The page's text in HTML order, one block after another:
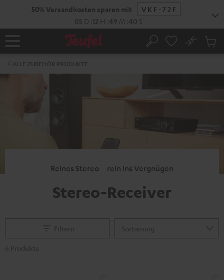
50% Versandkosten sparen mit
VKF-72F
05 D 12 H 49 M 40 S
Startseite Suche
No
Reines Stereo – rein ins Vergnügen
Stereo-Receiver